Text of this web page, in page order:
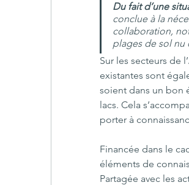
Du fait d’une
conclue à la
collaboration,
plages de sol nu
Sur les secteurs de
existantes sont
soient dans un bon
lacs. Cela
porter à
Financée dans le
éléments de
Partagée avec les